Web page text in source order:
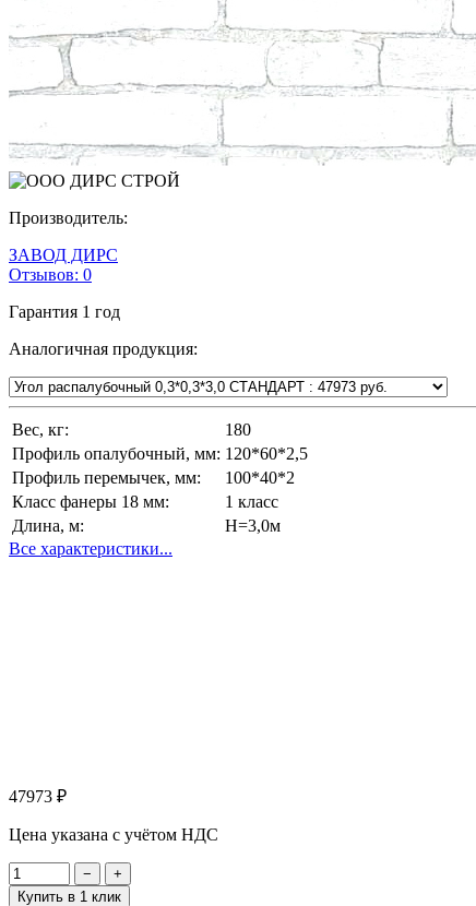
Производитель:
ЗАВОД ДИРС
Отзывов: 0
Гарантия 1 год
Аналогичная продукция:
Вес, кг:
180
Профиль опалубочный, мм: 120*60*2,5
Профиль перемычек, мм:
100*40*2
Класс фанеры 18 мм:
1 класс
Длина, м:
Н=3,0м
Все характеристики...
47973 ₽
Цена указана с учётом НДС
−
+
Купить в 1 клик